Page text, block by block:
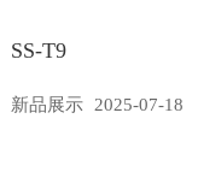
SS-T9
新品展示 2025-07-18